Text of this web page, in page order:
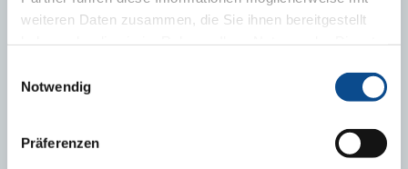
weiteren Daten zusammen, die Sie ihnen bereitgestellt
Notwendig
Präferenzen
Novinky a informace
Časté dotazy
Životní prostředí